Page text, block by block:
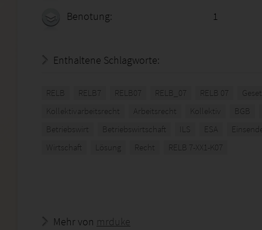
Benotung: 1
Enthaltene Schlagworte:
RELB RELB7 RELB07 RELB_07 RELB 07
Kollektivarbeitsrecht
Arbeitsrecht Kollektiv
BGB
Betriebswirt
Betriebswirtschaft ILS ESA
Wirtschaft
Lösung Recht RELB 7-XX1-K07
Mehr von mrduke